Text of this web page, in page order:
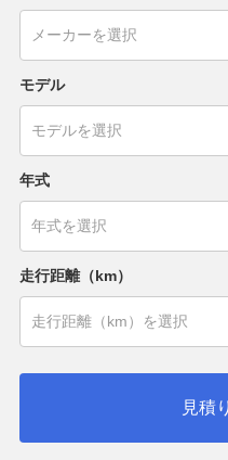
モデル
年式
走行距離（km）
見積